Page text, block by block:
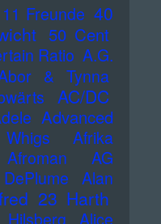
11 Freunde 40
50 Cent
Ratio A.G.
& Tynna
AC/DC
Advanced
Afrika
Afroman
AG
Alan
23 Harth